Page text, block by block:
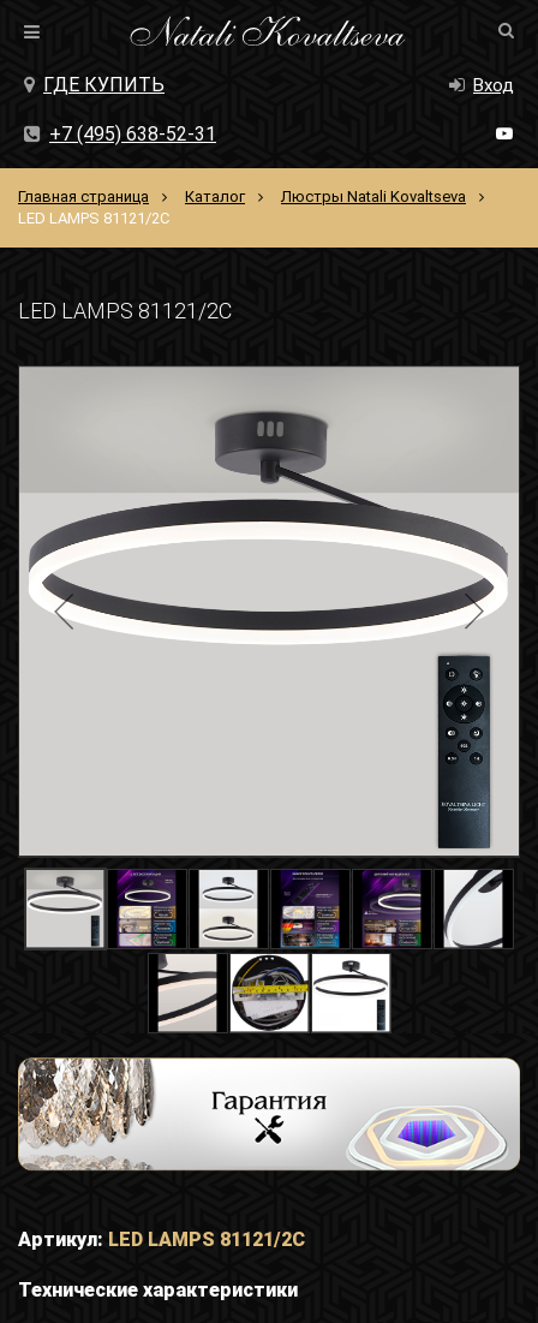
+7 (495) 638-52-31
ГДЕ КУПИТЬ Вход
Главная страница Каталог
Люстры Natali Kovaltseva
LED LAMPS 81121/2C
LED LAMPS 81121/2C
Артикул: LED LAMPS 81121/2C
Технические характеристики